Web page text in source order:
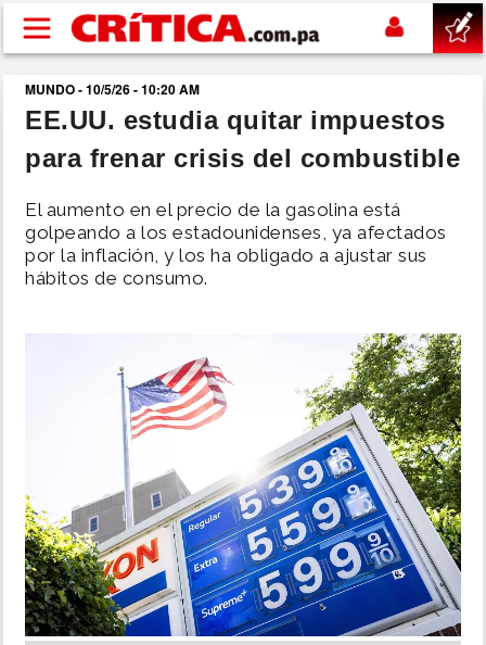
Pasar al contenido principal
buscar
SUCESOS
NACIONAL
POLÍTICA
INSÓLITAS
MULTIMEDIA
MUNDO - 10/5/26 - 10:20 AM
EE.UU. estudia quitar impuestos
para frenar crisis del combustible
El aumento en el precio de la gasolina está
golpeando a los estadounidenses, ya afectados
por la inflación, y los ha obligado a ajustar sus
hábitos de consumo.